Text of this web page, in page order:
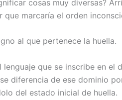
cosas muy diversas?
que marcaría el orden
al que pertenece la huella.
lenguaje que se inscribe en el
diferencia de ese dominio
del estado inicial de huella.